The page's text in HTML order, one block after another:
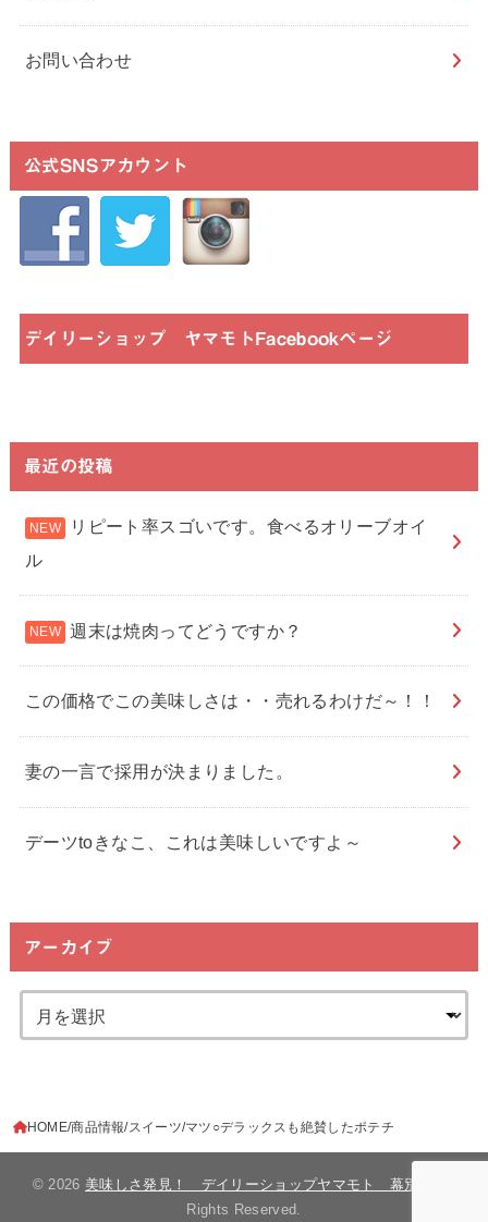
お問い合わせ
公式SNSアカウント
デイリーショップ ヤマモトFacebookページ
最近の投稿
リピート率スゴいです。食べるオリーブオイ
ル
週末は焼肉ってどうですか？
この価格でこの美味しさは・・売れるわけだ～！！
妻の一言で採用が決まりました。
デーツtoきなこ、これは美味しいですよ～
アーカイブ
HOME 商品情報 スイーツ マツ○デラックスも絶賛したポテチ
© 2026 美味しさ発見！ デイリーショップヤマモト 幕別町
Rights Reserved.